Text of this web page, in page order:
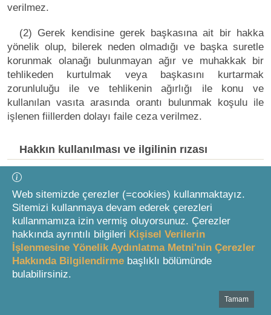
verilmez.
(2) Gerek kendisine gerek başkasına ait bir hakka
yönelik olup, bilerek neden olmadığı ve başka suretle
korunmak olanağı bulunmayan ağır ve muhakkak bir
tehlikeden kurtulmak veya başkasını kurtarmak
zorunluluğu ile ve tehlikenin ağırlığı ile konu ve
kullanılan vasıta arasında orantı bulunmak koşulu ile
işlenen fiillerden dolayı faile ceza verilmez.
Hakkın kullanılması ve ilgilinin rızası
MADDE 26
(1) Hakkını kullanan kimseye ceza verilmez.
(2) Kişinin üzerinde mutlak surette tasarruf
edebileceği bir hakkına ilişkin olmak üzere, açıkladığı
rızası çerçevesinde işlenen fiilden dolayı kimseye ceza
Web sitemizde çerezler (=cookies) kullanmaktayız.
Sitemizi kullanmaya devam ederek çerezleri
kullanmamıza izin vermiş oluyorsunuz. Çerezler
hakkında ayrıntılı bilgileri Kişisel Verilerin
İşlenmesine Yönelik Aydınlatma Metni'nin Çerezler
Hakkında Bilgilendirme başlıklı bölümünde
bulabilirsiniz.
Tamam